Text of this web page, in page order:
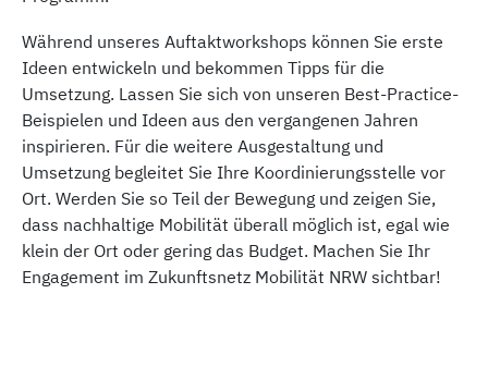
Während unseres Auftaktworkshops können Sie erste
Ideen entwickeln und bekommen Tipps für die
Umsetzung. Lassen Sie sich von unseren Best-Practice-
Beispielen und Ideen aus den vergangenen Jahren
inspirieren. Für die weitere Ausgestaltung und
Umsetzung begleitet Sie Ihre Koordinierungsstelle vor
Ort. Werden Sie so Teil der Bewegung und zeigen Sie,
dass nachhaltige Mobilität überall möglich ist, egal wie
klein der Ort oder gering das Budget. Machen Sie Ihr
Engagement im Zukunftsnetz Mobilität NRW sichtbar!